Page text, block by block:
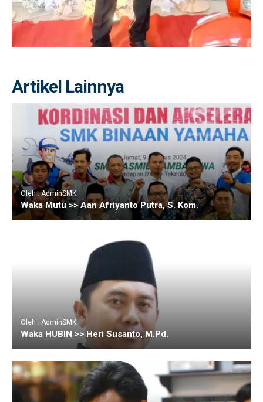
Artikel Lainnya
Oleh : AdminSMK
Waka Mutu >> Aan Afriyanto Putra, S. Kom.
Oleh : AdminSMK
Waka HUBIN >> Heri Susanto, M.Pd.